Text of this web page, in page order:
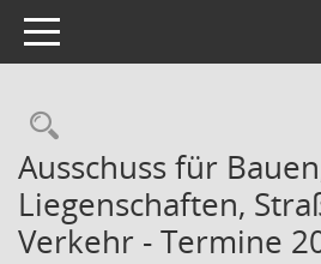
Toggle navigation
Rechercheauswahl
Ausschuss für
Liegenschaften,
Verkehr - Termine